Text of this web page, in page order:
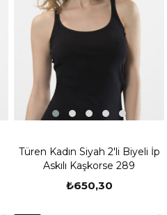
Türen Kadın Siyah 2'li Biyeli İp
Askılı Kaşkorse 289
₺650,30